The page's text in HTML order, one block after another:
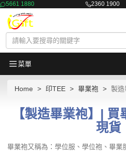
5661 1880 2360 1900
菜單
Home 印TEE 畢業袍 製造
【製造畢業袍】|
現貨
畢業袍又稱為：學位服、學位袍、畢業